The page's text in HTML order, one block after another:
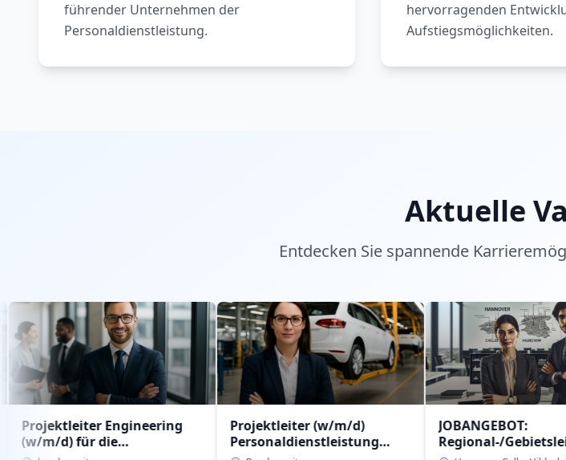
führender Unternehmen der
Personaldienstleistung.
hervorragenden
Aufstiegsmöglichkeiten.
Aktuelle
Entdecken Sie spannende
Engineering
für die
Projektleiter (w/m/d)
Personaldienstleistung
JOBANGEBOT:
Regional-/Gebietsleitung